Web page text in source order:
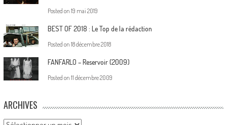
Posted on 19 mai 2019
BEST OF 2018 : Le Top de la rédaction
Posted on 18 décembre 2018
FANFARLO – Reservoir (2009)
Posted on 11 décembre 2009
ARCHIVES